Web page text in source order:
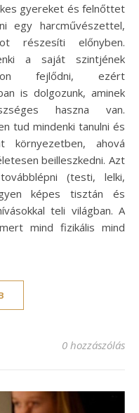
gyereket és felnőttet
egy harcművészettel,
részesíti előnyben.
a saját szintjének
fejlődni, ezért
is dolgozunk, aminek
haszna van.
tud mindenki tanulni és
környezetben, ahová
beilleszkedni. Azt
(testi, lelki,
képes tisztán és
teli világban. A
mind fizikális mind
0 hozzászólás